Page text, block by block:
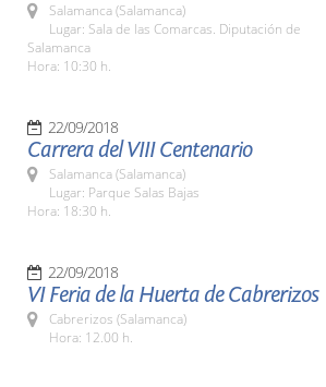
Salamanca (Salamanca)
Lugar: Sala de las Comarcas. Diputación de
Salamanca
Hora: 10:30 h.
22/09/2018
Carrera del VIII Centenario
Salamanca (Salamanca)
Lugar: Parque Salas Bajas
Hora: 18:30 h.
22/09/2018
VI Feria de la Huerta de Cabrerizos
Cabrerizos (Salamanca)
Hora: 12.00 h.